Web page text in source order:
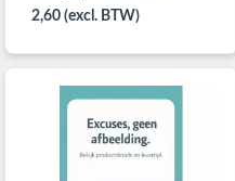
steriel
2,60 (excl. BTW)